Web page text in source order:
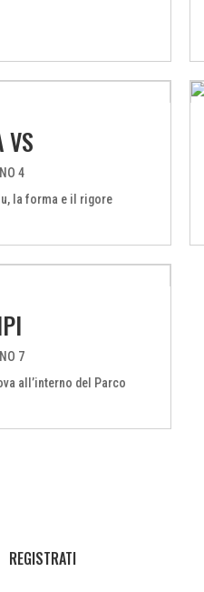
VS
4
la forma e il rigore
7
all’interno del Parco
REGISTRATI